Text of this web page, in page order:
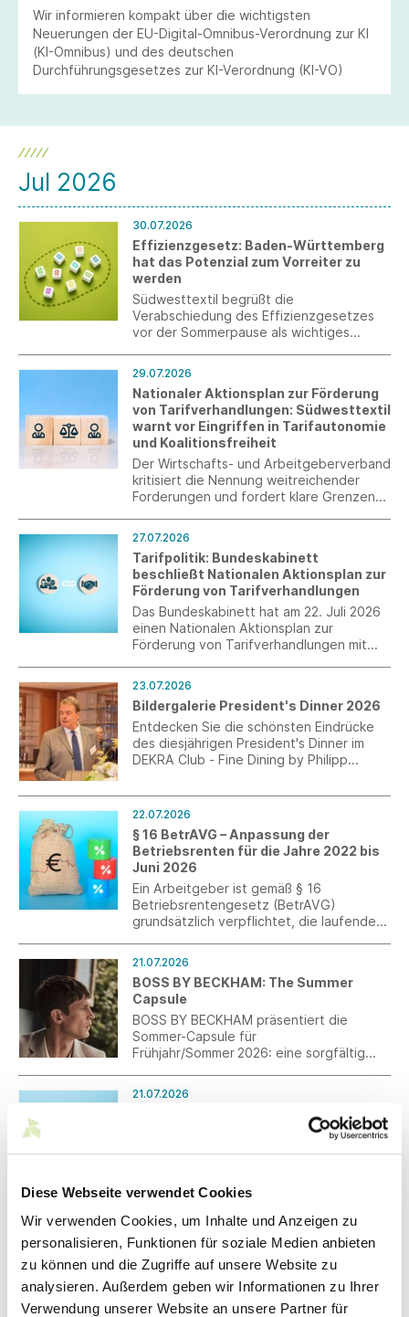
Diese Webseite verwendet Cookies
Wir verwenden Cookies, um Inhalte und Anzeigen zu
personalisieren, Funktionen für soziale Medien anbieten
zu können und die Zugriffe auf unsere Website zu
analysieren. Außerdem geben wir Informationen zu Ihrer
Verwendung unserer Website an unsere Partner für
Wir informieren kompakt über die wichtigsten
Neuerungen der EU-Digital-Omnibus-Verordnung zur KI
(KI-Omnibus) und des deutschen
Durchführungsgesetzes zur KI-Verordnung (KI-VO)
Jul 2026
30.07.2026
Effizienzgesetz: Baden-Württemberg
hat das Potenzial zum Vorreiter zu
werden
Südwesttextil begrüßt die
Verabschiedung des Effizienzgesetzes
vor der Sommerpause als wichtiges
29.07.2026
Nationaler Aktionsplan zur Förderung
von Tarifverhandlungen: Südwesttextil
warnt vor Eingriffen in Tarifautonomie
und Koalitionsfreiheit
Der Wirtschafts- und Arbeitgeberverband
kritisiert die Nennung weitreichender
Forderungen und fordert klare Grenzen
27.07.2026
Tarifpolitik: Bundeskabinett
beschließt Nationalen Aktionsplan zur
Förderung von Tarifverhandlungen
Das Bundeskabinett hat am 22. Juli 2026
einen Nationalen Aktionsplan zur
Förderung von Tarifverhandlungen mit
23.07.2026
Bildergalerie President's Dinner 2026
Entdecken Sie die schönsten Eindrücke
des diesjährigen President's Dinner im
DEKRA Club - Fine Dining by Philipp
22.07.2026
§ 16 BetrAVG – Anpassung der
Betriebsrenten für die Jahre 2022 bis
Juni 2026
Ein Arbeitgeber ist gemäß § 16
Betriebsrentengesetz (BetrAVG)
grundsätzlich verpflichtet, die laufenden
überprüfen und nach billigem Ermessen
über eine Anpassung zu entscheiden. Ein
Hilfsmittel für diese Entscheidung ist die
Entwicklung des jeweiligen
Verbraucherpreisindexes.
21.07.2026
BOSS BY BECKHAM: The Summer
Capsule
BOSS BY BECKHAM präsentiert die
Sommer-Capsule für
Frühjahr/Sommer 2026: eine sorgfältig
21.07.2026
Start-up- und Scale-up-Strategie des
BMWE: Kooperationen zwischen
die neue Start-up- und Scale-up-
Strategie beschlossen. Darin werden
auch explizit Maßnahmen für den Transfer
von Innovation sowie die Zusammenarbeit
zwischen Startups und Mittelstand
aufgegriffen.
20.07.2026
Digitaler Produktpass: Südwesttextil
fordert überprüfbare Daten und fairen
Vollzug